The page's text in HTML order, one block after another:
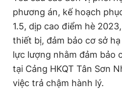
phương án, kế hoạch
1.5, dịp cao điểm hè
thiết bị, đảm bảo cơ sở
lực lượng nhằm đảm bảo
tại Cảng HKQT Tân Sơn
việc trả chậm hành lý.